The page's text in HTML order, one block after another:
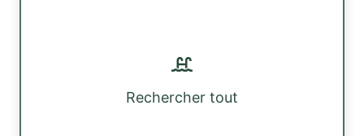
Rechercher tout